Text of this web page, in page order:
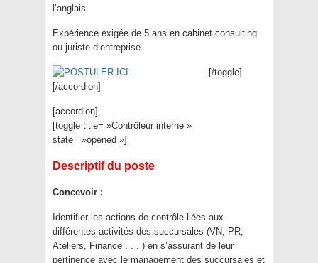
l’anglais
Expérience exigée de 5 ans en cabinet consulting
ou juriste d’entreprise
[/toggle]
[/accordion]
[accordion]
[toggle title= »Contrôleur interne »
state= »opened »]
Descriptif du poste
Concevoir :
Identifier les actions de contrôle liées aux
différentes activités des succursales (VN, PR,
Ateliers, Finance . . . ) en s’assurant de leur
pertinence avec le management des succursales et